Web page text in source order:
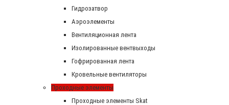
Гидрозатвор
Аэроэлементы
Вентиляционная лента
Изолированные вентвыходы
Гофрированная лента
Кровельные вентиляторы
Проходные элементы
Проходные элементы Skat